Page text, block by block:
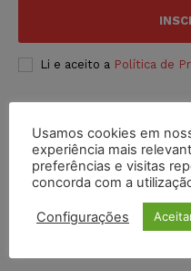
Li e aceito a Política de
Usamos cookies em
experiência mais
preferências e visitas
concorda com a
Configurações